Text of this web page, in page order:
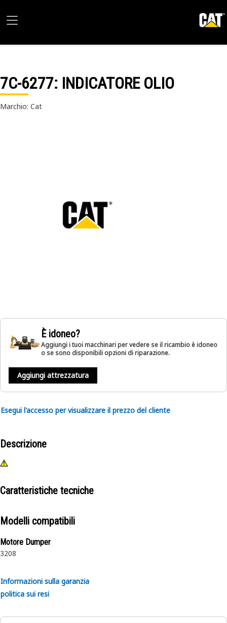
7C-6277: INDICATORE OLIO
Marchio: Cat
È idoneo?
Aggiungi i tuoi macchinari per vedere se il ricambio è idoneo
o se sono disponibili opzioni di riparazione.
Aggiungi attrezzatura
Esegui l'accesso per visualizzare il prezzo del cliente
Descrizione
Caratteristiche tecniche
Modelli compatibili
Motore Dumper
3208
Informazioni sulla garanzia
politica sui resi